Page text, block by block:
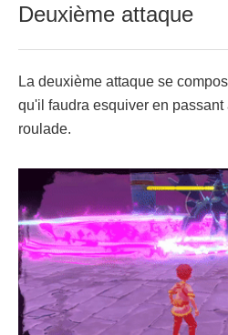
Deuxième attaque
La deuxième attaque se
qu'il faudra esquiver en
roulade.